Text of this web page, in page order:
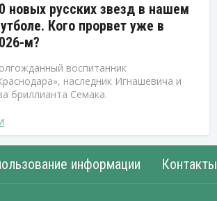
новых русских звезд в нашем
Кого прорвет уже в
м?
воспитанник
наследник Игнашевича и
бриллианта Семака.
информации Контакты